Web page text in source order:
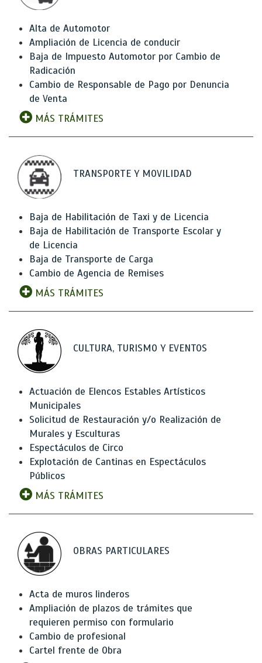
Alta de Automotor
Ampliación de Licencia de conducir
Baja de Impuesto Automotor por Cambio de
Radicación
Cambio de Responsable de Pago por Denuncia
de Venta
MÁS TRÁMITES
TRANSPORTE Y MOVILIDAD
Baja de Habilitación de Taxi y de Licencia
Baja de Habilitación de Transporte Escolar y
de Licencia
Baja de Transporte de Carga
Cambio de Agencia de Remises
MÁS TRÁMITES
CULTURA, TURISMO Y EVENTOS
Actuación de Elencos Estables Artísticos
Municipales
Solicitud de Restauración y/o Realización de
Murales y Esculturas
Espectáculos de Circo
Explotación de Cantinas en Espectáculos
Públicos
MÁS TRÁMITES
OBRAS PARTICULARES
Acta de muros linderos
Ampliación de plazos de trámites que
requieren permiso con formulario
Cambio de profesional
Cartel frente de Obra